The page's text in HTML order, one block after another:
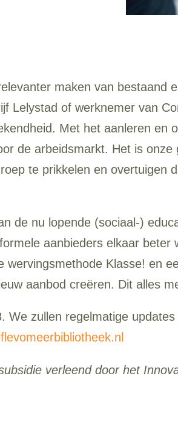
maken van bestaand
Lelystad of werknemer van
Met het aanleren en
de arbeidsmarkt. Het is
te prikkelen en overtuigen
de nu lopende (sociaal-)
aanbieders elkaar
wervingsmethode Klasse! en
aanbod creëren. Dit alles
zullen regelmatige
verleend door het